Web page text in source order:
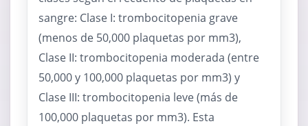
sangre: Clase I: trombocitopenia grave
(menos de 50,000 plaquetas por mm3),
Clase II: trombocitopenia moderada (entre
50,000 y 100,000 plaquetas por mm3) y
Clase III: trombocitopenia leve (más de
100,000 plaquetas por mm3). Esta